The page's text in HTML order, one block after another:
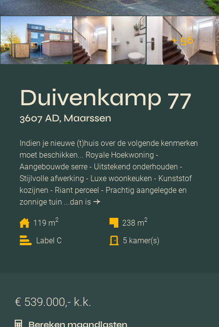
+ 56
Duivenkamp 77
3607 AD, Maarssen
Indien je nieuwe (t)huis over de volgende kenmerken
moet beschikken... Royale Hoekwoning -
Aangebouwde serre - Uitstekend onderhouden -
Stijlvolle afwerking - Luxe woonkeuken - Kunststof
kozijnen - Riant perceel - Prachtig aangelegde en
zonnige tuin ...dan is
119 m2 238 m2
Label C 5 kamer(s)
€ 539.000,- k.k.
Bereken maandlasten